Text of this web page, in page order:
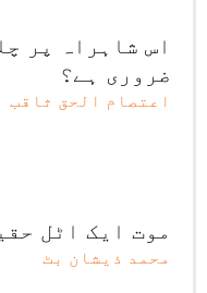
اس شاہراہ پر
ضروری ہے؟
اعتصام الحق ثاقب
موت ایک اٹل
محمد ذیشان بٹ